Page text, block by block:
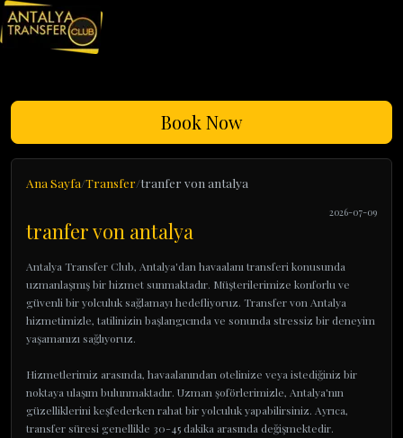
Book Now
Ana Sayfa Transfer tranfer von antalya
2026-07-09
tranfer von antalya
Antalya Transfer Club, Antalya'dan havaalanı transferi konusunda
uzmanlaşmış bir hizmet sunmaktadır. Müşterilerimize konforlu ve
güvenli bir yolculuk sağlamayı hedefliyoruz. Transfer von Antalya
hizmetimizle, tatilinizin başlangıcında ve sonunda stressiz bir deneyim
yaşamanızı sağlıyoruz.
Hizmetlerimiz arasında, havaalanından otelinize veya istediğiniz bir
noktaya ulaşım bulunmaktadır. Uzman şoförlerimizle, Antalya'nın
güzelliklerini keşfederken rahat bir yolculuk yapabilirsiniz. Ayrıca,
transfer süresi genellikle 30-45 dakika arasında değişmektedir.